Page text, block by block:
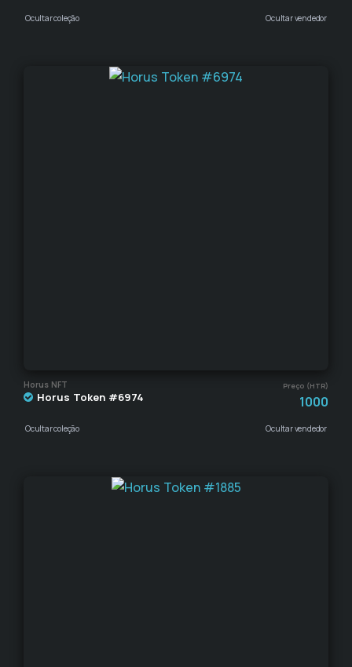
Ocultar coleção Ocultar vendedor
Horus NFT Preço (HTR)
Horus Token #6974 1000
Ocultar coleção Ocultar vendedor